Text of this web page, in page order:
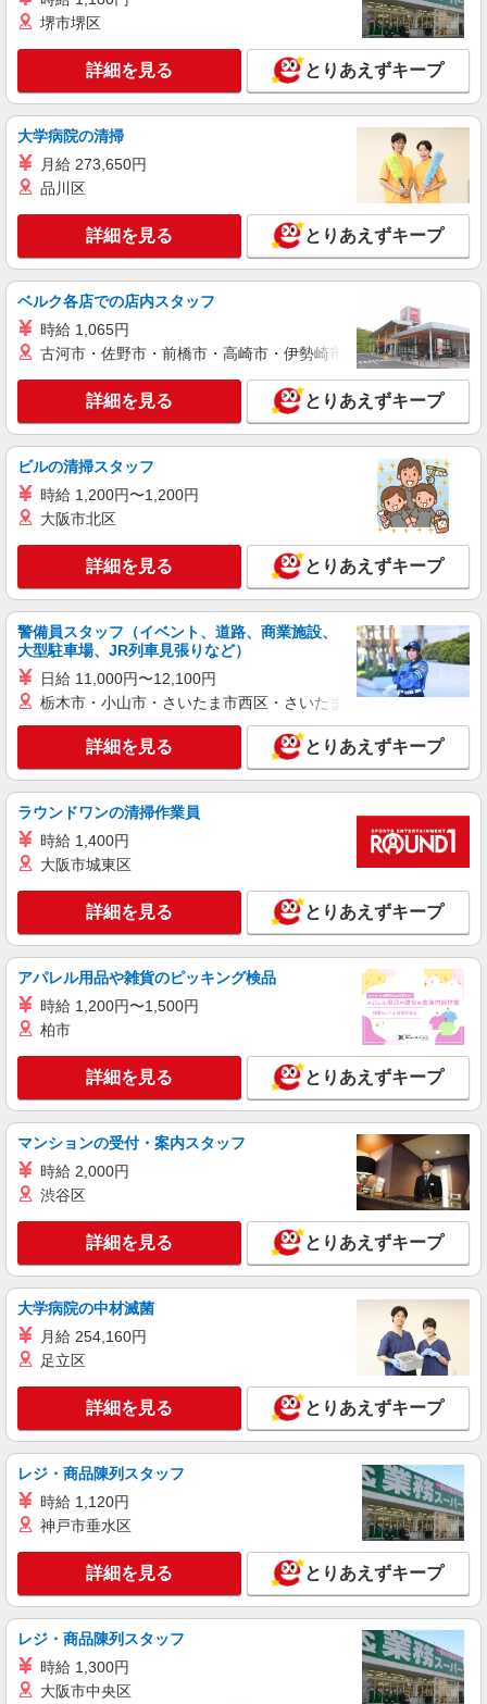
時給1500円〜1600円（経験・能力による） ※
残業代支給 ★交通費別途支給（規定あり） ゜
万円支給(規定有) お友達を紹介頂くと, インセンテ
ィブ支給(規定有) ★月2回払い・週払い可能（規程
有）★ ゜・。○。・゜+゜・。○。・゜+゜
愛知県愛知郡東郷町東郷中央土地区のsoftbank
ショップ
キープ 詳細を見る
紹介予定派遣
株式会社シエロ
携帯販売スタッフ【au】
時給1500円〜 ※残業代支給 ★交通費別途支給
（規定あり） ゜+゜・。○。・゜+゜・。○。・゜
+゜ 入社祝い金10万円支給(規定有) お友達を紹介
頂くと, インセンティブ支給(規定有) ★月2回払
い・週払い可能（規程有）★ ゜・。○。・゜
キープ 詳細を見る
ソフトバンク東郷店
ソフトバンクショップの携帯販売スタッフ
月給 200,000円 〜 400,000円 試用期間あり 3
円 〜 1200 円
■ソフトバンク東郷店 愛知県 愛知郡東郷町 清
キープ 詳細を見る
正社員
ソフトバンクららぽーと愛知東郷店
【店長職】ソフトバンクショップの携帯販売ス
タッフ
ヶ月 月給25万円以上 ※経験・能力による 【試用
期間】月給 250000 円 〜 312000 円
■ソフトバンクららぽーと愛知東郷店 愛知県
1、3
キープ 詳細を見る
ソフトバンクららぽーと愛知東郷店
ソフトバンクショップの携帯販売スタッフ
月給 213,500円 〜 249,000円 固定残業代:
21,500円 〜 25,000円（15時間相当） ＊＿ 試用期
間あり 6ヶ月 ※経験・能力による 【試用期間】月
給 213500 円 〜 249000 円
■ソフトバンクららぽーと愛知東郷店 愛知県
愛知郡東郷町 東郷中央土地区画整理事業62街区
キープ 詳細を見る
堺市堺区
詳細を見る とりあえずキープ
大学病院の清掃
月給 273,650円
品川区
詳細を見る とりあえずキープ
ベルク各店での店内スタッフ
時給 1,065円
古河市・佐野市・前橋市・高崎市・伊勢崎市・太田市・館林市
詳細を見る とりあえずキープ
ビルの清掃スタッフ
時給 1,200円〜1,200円
大阪市北区
詳細を見る とりあえずキープ
警備員スタッフ（イベント、道路、商業施設、
大型駐車場、JR列車見張りなど）
日給 11,000円〜12,100円
栃木市・小山市・さいたま市西区・さいたま市岩槻区・久喜市・
詳細を見る とりあえずキープ
ラウンドワンの清掃作業員
時給 1,400円
大阪市城東区
詳細を見る とりあえずキープ
アパレル用品や雑貨のピッキング検品
時給 1,200円〜1,500円
柏市
詳細を見る とりあえずキープ
マンションの受付・案内スタッフ
時給 2,000円
渋谷区
詳細を見る とりあえずキープ
大学病院の中材滅菌
月給 254,160円
足立区
詳細を見る とりあえずキープ
レジ・商品陳列スタッフ
時給 1,120円
神戸市垂水区
詳細を見る とりあえずキープ
レジ・商品陳列スタッフ
時給 1,300円
大阪市中央区